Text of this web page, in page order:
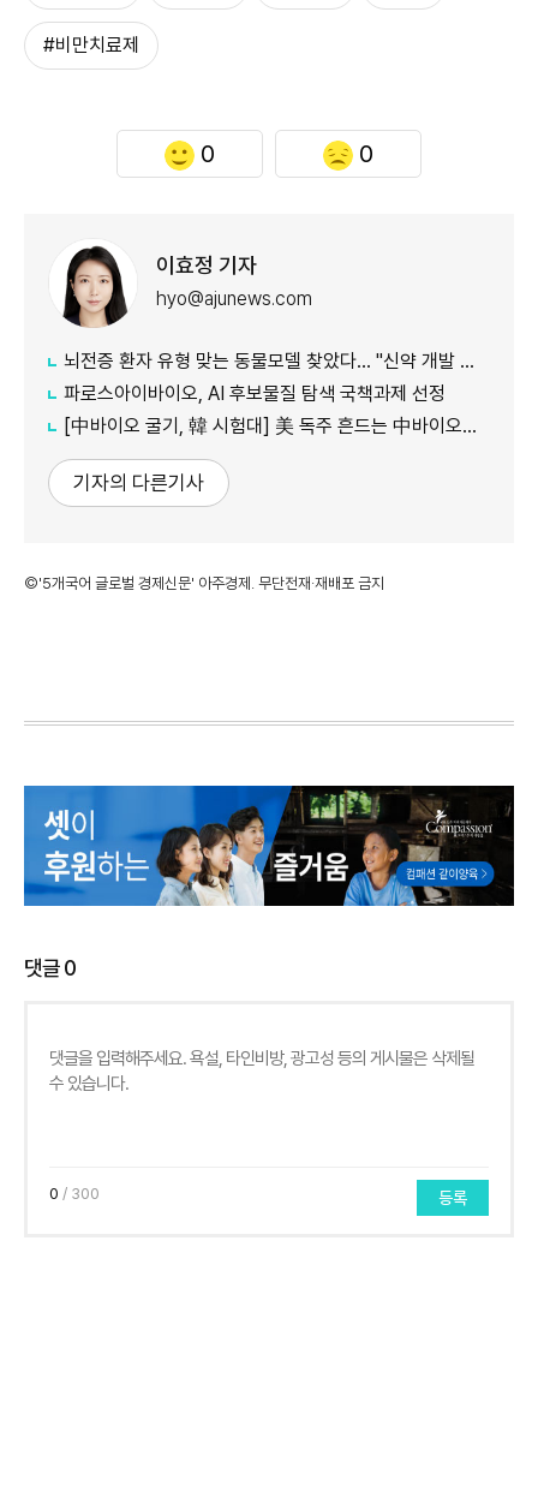
#비만치료제
0 0
이효정 기자
hyo@ajunews.com
뇌전증 환자 유형 맞는 동물모델 찾았다… "신약 개발 정확도 향상 기대"
파로스아이바이오, AI 후보물질 탐색 국책과제 선정
[中바이오 굴기, 韓 시험대] 美 독주 흔드는 中바이오… 글로벌 신약 질서 재편
기자의 다른기사
©'5개국어 글로벌 경제신문' 아주경제. 무단전재·재배포 금지
댓글0
0 / 300 등록